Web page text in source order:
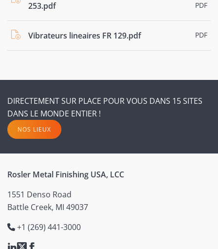
253.pdf
PDF
Vibrateurs lineaires FR 129.pdf PDF
DIRECTEMENT SUR PLACE POUR VOUS DANS 15 SITES
DANS LE MONDE ENTIER !
NOS LIEUX
Rosler Metal Finishing USA, LCC
1551 Denso Road
Battle Creek, MI 49037
+1 (269) 441-3000